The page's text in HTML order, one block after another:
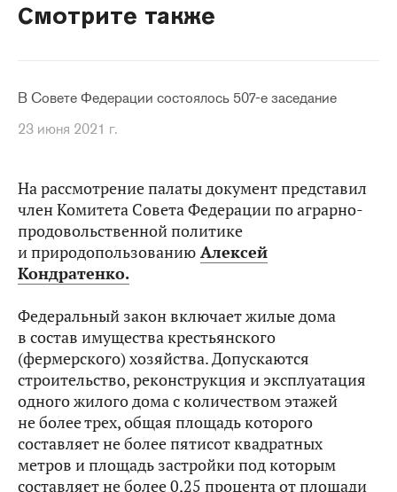
Смотрите также
В Совете Федерации состоялось 507-е заседание
23 июня 2021 г.
На рассмотрение палаты документ представил
член Комитета Совета Федерации по аграрно-
продовольственной политике
и природопользованию Алексей
Кондратенко.
Федеральный закон включает жилые дома
в состав имущества крестьянского
(фермерского) хозяйства. Допускаются
строительство, реконструкция и эксплуатация
одного жилого дома с количеством этажей
не более трех, общая площадь которого
составляет не более пятисот квадратных
метров и площадь застройки под которым
составляет не более 0,25 процента от площади